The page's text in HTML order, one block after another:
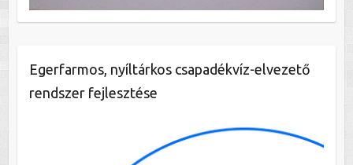
Egerfarmos, nyíltárkos csapadékvíz-elvezető
rendszer fejlesztése